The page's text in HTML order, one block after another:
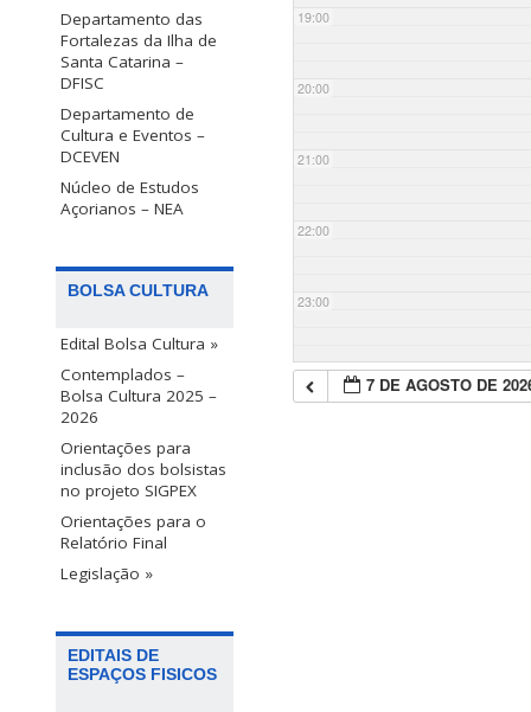
Departamento das
Fortalezas da Ilha de
Santa Catarina –
DFISC
Departamento de
Cultura e Eventos –
DCEVEN
Núcleo de Estudos
Açorianos – NEA
BOLSA CULTURA
Edital Bolsa Cultura »
Contemplados –
Bolsa Cultura 2025 –
2026
Orientações para
inclusão dos bolsistas
no projeto SIGPEX
Orientações para o
Relatório Final
Legislação »
EDITAIS DE
ESPAÇOS FISICOS
19:00
20:00
21:00
22:00
23:00
7 DE AGOSTO DE